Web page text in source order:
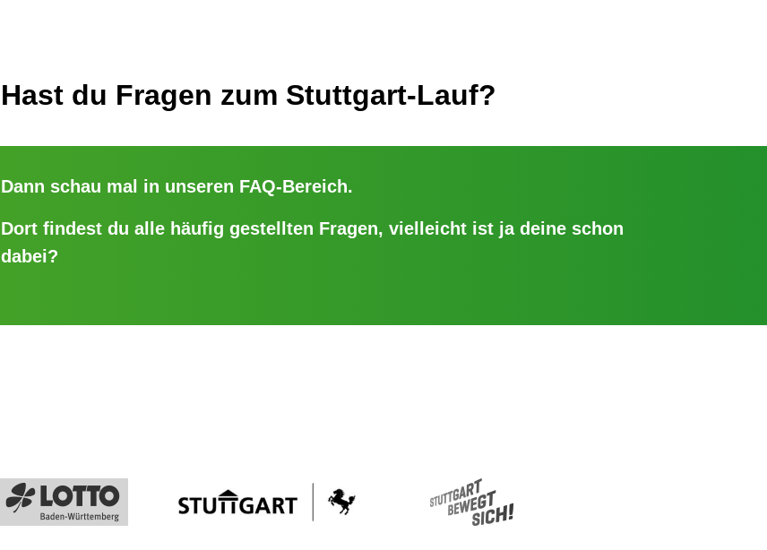
Hast du Fragen zum Stuttgart-Lauf?
Dann schau mal in unseren FAQ-Bereich.
Dort findest du alle häufig gestellten Fragen, vielleicht ist ja deine schon
dabei?